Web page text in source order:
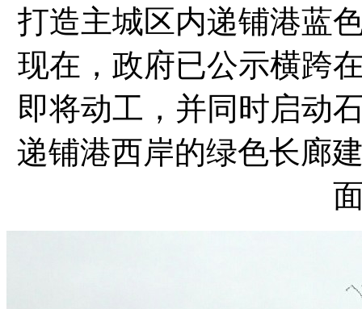
打造主城区内递铺港蓝
现在，政府已公示横跨
即将动工，并同时启动
递铺港西岸的绿色长廊